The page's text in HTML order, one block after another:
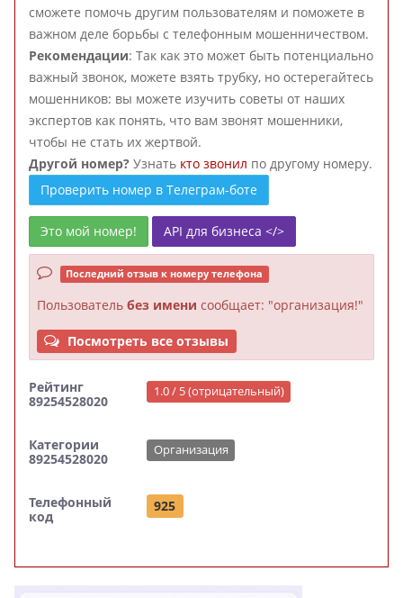
сможете помочь другим пользователям и поможете в
важном деле борьбы с телефонным мошенничеством.
Рекомендации: Так как это может быть потенциально
важный звонок, можете взять трубку, но остерегайтесь
мошенников: вы можете изучить советы от наших
экспертов как понять, что вам звонят мошенники,
чтобы не стать их жертвой.
Другой номер? Узнать кто звонил по другому номеру.
Проверить номер в Телеграм-боте
Это мой номер! API для бизнеса </>
Последний отзыв к номеру телефона
Пользователь без имени сообщает: "организация!"
Посмотреть все отзывы
Рейтинг
89254528020
1.0 / 5 (отрицательный)
Категории
89254528020
Организация
Телефонный
код
925